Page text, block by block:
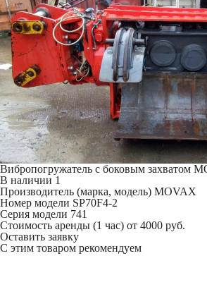
Вибропогружатель с боковым захватом
В наличии 1
Производитель (марка, модель) MOVAX
Номер модели SP70F4-2
Серия модели 741
Стоимость аренды (1 час) от 4000 руб.
Оставить заявку
С этим товаром рекомендуем